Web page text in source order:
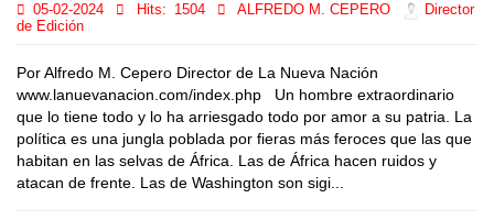
05-02-2024 Hits: 1504 ALFREDO M. CEPERO
Director
de Edición
Por Alfredo M. Cepero Director de La Nueva Nación
www.lanuevanacion.com/index.php Un hombre extraordinario
que lo tiene todo y lo ha arriesgado todo por amor a su patria. La
política es una jungla poblada por fieras más feroces que las que
habitan en las selvas de África. Las de África hacen ruidos y
atacan de frente. Las de Washington son sigi...